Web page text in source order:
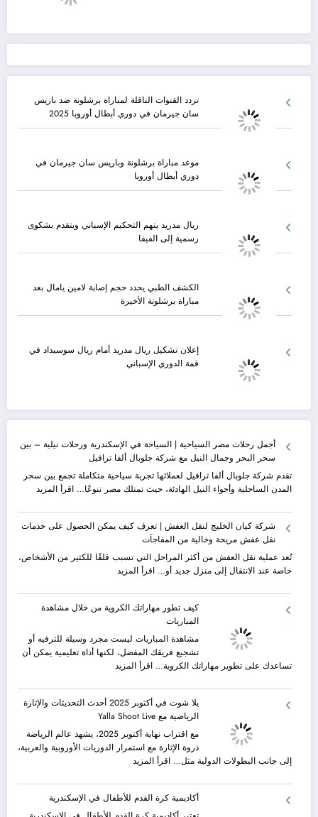
تردد القنوات الناقلة لمباراة برشلونة ضد باريس
سان جيرمان في دوري أبطال أوروبا 2025
موعد مباراة برشلونة وباريس سان جيرمان في
دوري أبطال أوروبا
ريال مدريد يتهم التحكيم الإسباني ويتقدم بشكوى
رسمية إلى الفيفا
الكشف الطبي يحدد حجم إصابة لامين يامال بعد
مباراة برشلونة الأخيرة
إعلان تشكيل ريال مدريد أمام ريال سوسيداد في
قمة الدوري الإسباني
أجمل رحلات مصر السياحية | السياحة في الإسكندرية ورحلات نيلية – بين
سحر البحر وجمال النيل مع شركة جلوبال ألفا ترافيل
تقدم شركة جلوبال ألفا ترافيل لعملائها تجربة سياحية متكاملة تجمع بين سحر
المدن الساحلية وأجواء النيل الهادئة، حيث تمتلك مصر تنوعًا… اقرأ المزيد
:
رحلات
مصر
|
الإسكندرية
–
بين
وجمال
النيل
شركة
جلوبال
شركة كيان الخليج لنقل العفش | تعرف كيف يمكن الحصول على خدمات
نقل عفش مريحة وخالية من المفاجآت
تُعد عملية نقل العفش من أكثر المراحل التي تسبب قلقًا للكثير من الأشخاص،
خاصة عند الانتقال إلى منزل جديد أو… اقرأ المزيد
:
كيان
الخليج
العفش
تعرف
يمكن
الحصول
على
خدمات
نقل
وخالية
من
المفاجآت
كيف تطور مهاراتك الكروية من خلال مشاهدة
المباريات
مشاهدة المباريات ليست مجرد وسيلة للترفيه أو
تشجيع فريقك المفضل، لكنها أداة تعليمية يمكن أن
تساعدك على تطوير مهاراتك الكروية… اقرأ المزيد
:
تطور
مهاراتك
الكروية
من
خلال
يلا شوت في أكتوبر 2025 أحدث التحديثات والإثارة
الرياضية مع Yalla Shoot Live
مع اقتراب نهاية أكتوبر 2025، يشهد عالم الرياضة
ذروة الإثارة مع استمرار الدوريات الأوروبية والعربية،
إلى جانب البطولات الدولية مثل… اقرأ المزيد
:
شوت
في
أكتوبر
أكاديمية كرة القدم للأطفال في الإسكندرية